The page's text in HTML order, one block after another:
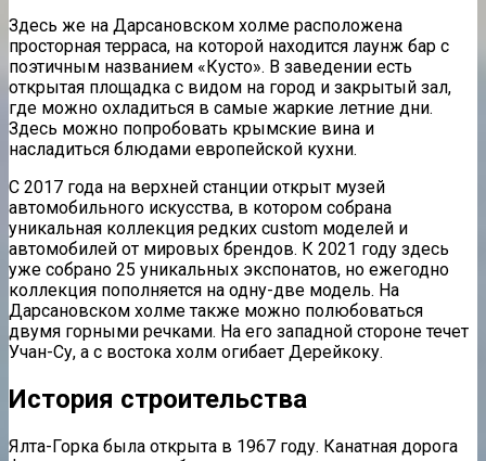
Здесь же на Дарсановском холме расположена
просторная терраса, на которой находится лаунж бар с
поэтичным названием « Кусто». В заведении есть
открытая площадка с видом на город и закрытый зал,
где можно охладиться в самые жаркие летние дни.
Здесь можно попробовать крымские вина и
насладиться блюдами европейской кухни.
С 2017 года на верхней станции открыт музей
автомобильного искусства, в котором собрана
уникальная коллекция редких custom моделей и
автомобилей от мировых брендов. К 2021 году здесь
уже собрано 25 уникальных экспонатов, но ежегодно
коллекция пополняется на одну-две модель. На
Дарсановском холме также можно полюбоваться
двумя горными речками. На его западной стороне течет
Учан-Су, а с востока холм огибает Дерейкоку.
История строительства
Ялта-Горка была открыта в 1967 году. Канатная дорога